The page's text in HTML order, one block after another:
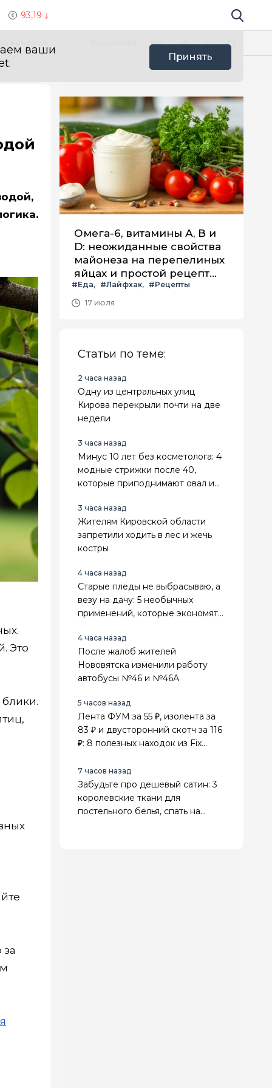
93,19 Поиск по
ваши
Принять
Это
Омега-6, витамины А, В и
D: неожиданные свойства
майонеза на перепелиных
яйцах и простой рецепт
летнего салата с ним
#Еда #Лайфхак
#Рецепты
17 июля
Статьи по теме:
2 часа назад
Одну из центральных улиц
Кирова перекрыли почти на две
недели
3 часа назад
Минус 10 лет без косметолога: 4
модные стрижки после 40,
которые приподнимают овал и
3 часа назад
Жителям Кировской области
запретили ходить в лес и жечь
костры
4 часа назад
Старые пледы не выбрасываю, а
везу на дачу: 5 необычных
применений, которые экономят
4 часа назад
После жалоб жителей
Нововятска изменили работу
автобусы №46 и №46А
5 часов назад
Лента ФУМ за 55 ₽, изолента за
83 ₽ и двусторонний скотч за 116
₽: 8 полезных находок из Fix
7 часов назад
Забудьте про дешевый сатин: 3
королевские ткани для
постельного белья, спать на